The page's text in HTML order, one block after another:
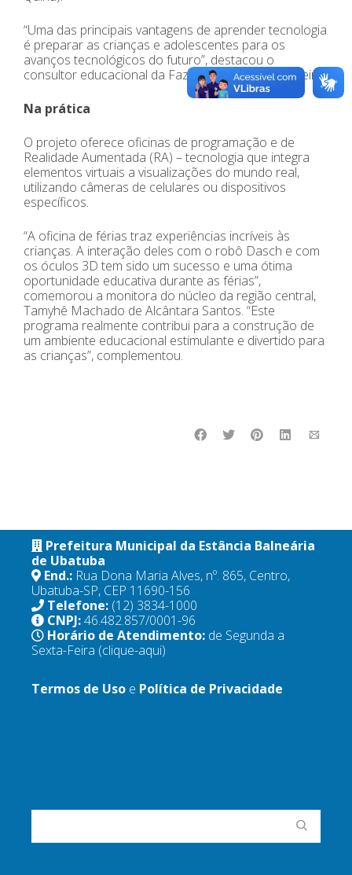
“Uma das principais vantagens de aprender tecnologia
é preparar as crianças e adolescentes para os
avanços tecnológicos do futuro”, destacou o
consultor educacional da Faz Educação, Ton Ferreira.
Na prática
O projeto oferece oficinas de programação e de
Realidade Aumentada (RA) – tecnologia que integra
elementos virtuais a visualizações do mundo real,
utilizando câmeras de celulares ou dispositivos
específicos.
“A oficina de férias traz experiências incríveis às
crianças. A interação deles com o robô Dasch e com
os óculos 3D tem sido um sucesso e uma ótima
oportunidade educativa durante as férias”,
comemorou a monitora do núcleo da região central,
Tamyhê Machado de Alcântara Santos. “Este
programa realmente contribui para a construção de
um ambiente educacional estimulante e divertido para
as crianças”, complementou.
Prefeitura Municipal da Estância Balneária
de Ubatuba
End.: Rua Dona Maria Alves, nº. 865, Centro,
Ubatuba-SP, CEP 11690-156
Telefone: (12) 3834-1000
CNPJ:46.482.857/0001-96
Horário de Atendimento: de Segunda a
Sexta-Feira (clique-aqui)
Termos de Uso e Política de Privacidade